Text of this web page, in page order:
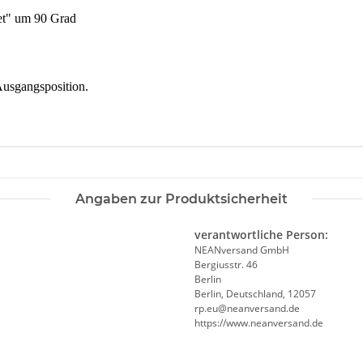
um 90 Grad
Angaben zur Produktsicherheit
verantwortliche Person:
NEANversand GmbH
Bergiusstr. 46
Berlin
Berlin, Deutschland, 12057
ed.dnasrevnaen@ue.pr
https://www.neanversand.de